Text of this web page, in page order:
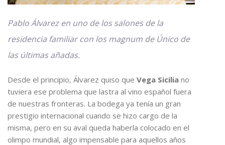
Pablo Álvarez en uno de los salones de la
residencia familiar con los magnum de Único de
las últimas añadas.
Desde el principio, Álvarez quiso que Vega Sicilia no
tuviera ese problema que lastra al vino español fuera
de nuestras fronteras. La bodega ya tenía un gran
prestigio internacional cuando se hizo cargo de la
misma, pero en su aval queda haberla colocado en el
olimpo mundial, algo impensable para aquellos años